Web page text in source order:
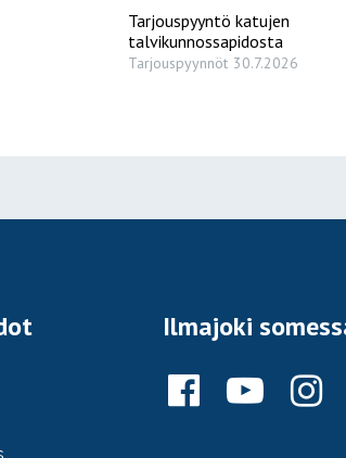
Tarjouspyyntö katujen
talvikunnossapidosta
Tarjouspyynnöt 30.7.2026
Ilmajoki